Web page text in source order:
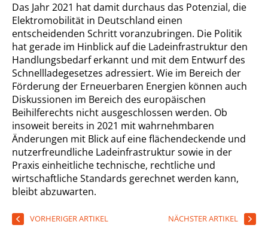
Das Jahr 2021 hat damit durchaus das Potenzial, die
Elektromobilität in Deutschland einen
entscheidenden Schritt voranzubringen. Die Politik
hat gerade im Hinblick auf die Ladeinfrastruktur den
Handlungsbedarf erkannt und mit dem Entwurf des
Schnellladegesetzes adressiert. Wie im Bereich der
Förderung der Erneuerbaren Energien können auch
Diskussionen im Bereich des europäischen
Beihilferechts nicht ausgeschlossen werden. Ob
insoweit bereits in 2021 mit wahrnehmbaren
Änderungen mit Blick auf eine flächendeckende und
nutzerfreundliche Ladeinfrastruktur sowie in der
Praxis einheitliche technische, rechtliche und
wirtschaftliche Standards gerechnet werden kann,
bleibt abzuwarten.
VORHERIGER ARTIKEL NÄCHSTER ARTIKEL